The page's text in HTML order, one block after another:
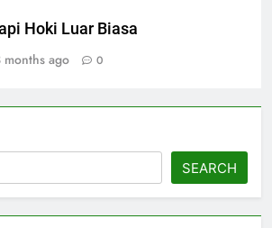
Hoki Luar Biasa
months ago 0
SEARCH